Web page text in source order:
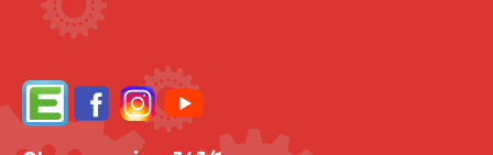
EdupageFacebookInstagram
YouTube